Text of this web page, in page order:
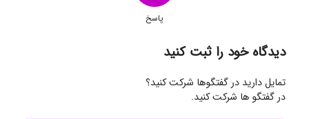
پاسخ
دیدگاه خود را ثبت کنید
تمایل دارید در گفتگوها شرکت کنید؟
در گفتگو ها شرکت کنید.